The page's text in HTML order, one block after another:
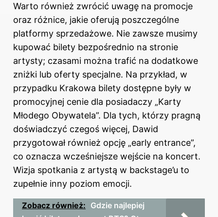
Warto również zwrócić uwagę na promocje
oraz różnice, jakie oferują poszczególne
platformy sprzedażowe. Nie zawsze musimy
kupować bilety bezpośrednio na stronie
artysty; czasami można trafić na dodatkowe
zniżki lub oferty specjalne. Na przykład, w
przypadku Krakowa bilety dostępne były w
promocyjnej cenie dla posiadaczy „Karty
Młodego Obywatela”. Dla tych, którzy pragną
doświadczyć czegoś więcej, Dawid
przygotował również opcję „early entrance”,
co oznacza wcześniejsze wejście na koncert.
Wizja spotkania z artystą w backstage’u to
zupełnie inny poziom emocji.
Zobacz również: Gdzie najlepiej